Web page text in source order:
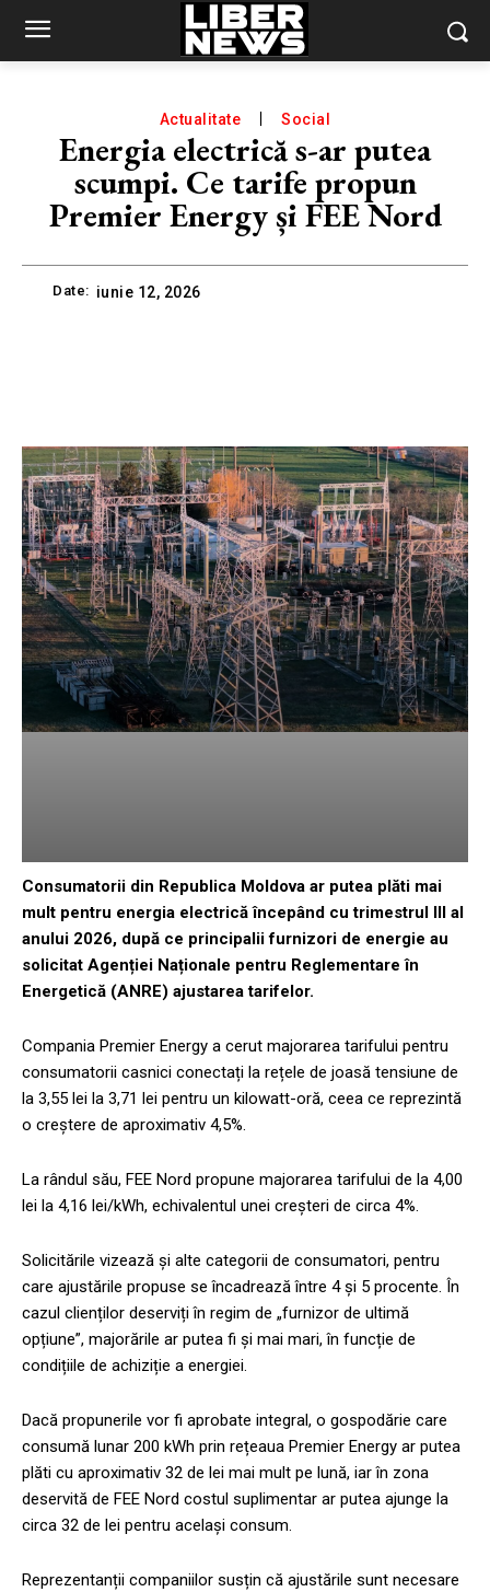
Actualitate Social
Energia electrică s-ar putea
scumpi. Ce tarife propun
Premier Energy și FEE Nord
Date: iunie 12, 2026
Consumatorii din Republica Moldova ar putea plăti mai
mult pentru energia electrică începând cu trimestrul III al
anului 2026, după ce principalii furnizori de energie au
solicitat Agenției Naționale pentru Reglementare în
Energetică (ANRE) ajustarea tarifelor.
Compania Premier Energy a cerut majorarea tarifului pentru
consumatorii casnici conectați la rețele de joasă tensiune de
la 3,55 lei la 3,71 lei pentru un kilowatt-oră, ceea ce reprezintă
o creștere de aproximativ 4,5%.
La rândul său, FEE Nord propune majorarea tarifului de la 4,00
lei la 4,16 lei/kWh, echivalentul unei creșteri de circa 4%.
Solicitările vizează și alte categorii de consumatori, pentru
care ajustările propuse se încadrează între 4 și 5 procente. În
cazul clienților deserviți în regim de „furnizor de ultimă
opțiune”, majorările ar putea fi și mai mari, în funcție de
condițiile de achiziție a energiei.
Dacă propunerile vor fi aprobate integral, o gospodărie care
consumă lunar 200 kWh prin rețeaua Premier Energy ar putea
plăti cu aproximativ 32 de lei mai mult pe lună, iar în zona
deservită de FEE Nord costul suplimentar ar putea ajunge la
circa 32 de lei pentru același consum.
Reprezentanții companiilor susțin că ajustările sunt necesare